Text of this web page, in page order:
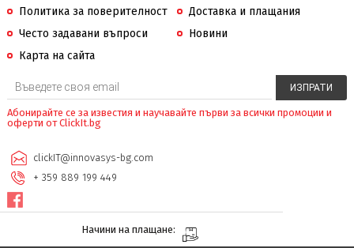
Политика за поверителност
Доставка и плащания
Често задавани въпроси
Новини
Карта на сайта
Абонирайте се за известия и научавайте първи за всички промоции и
оферти от ClickIt.bg
clickIT@innovasys-bg.com
+ 359 889 199 449
Начини на плащане: